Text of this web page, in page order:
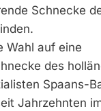
Schnecke
Wahl auf eine
des
Spaans-
Jahrzehnten